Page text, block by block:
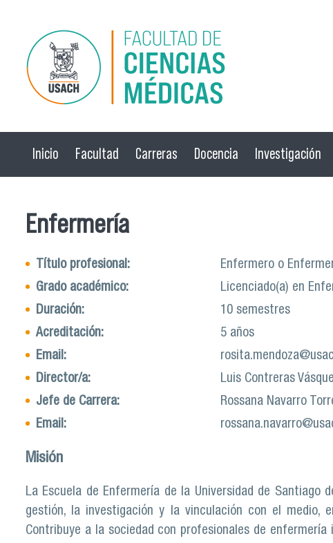
Pasar al contenido principal
Inicio Facultad Carreras Docencia Investigación
Enfermería
Título profesional:
Enfermero o
Grado académico:
Licenciado(a) en
Duración:
10 semestres
Acreditación:
5 años
Email:
Director/a:
Luis Contreras
Jefe de Carrera:
Rossana Navarro
Email:
Misión
La Escuela de Enfermería de la Universidad de Santiago
gestión, la investigación y la vinculación con el medio,
Contribuye a la sociedad con profesionales de